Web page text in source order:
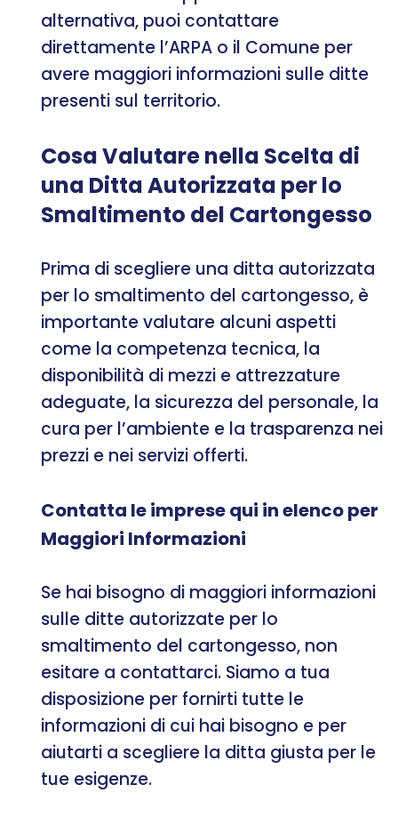
alternativa, puoi contattare
direttamente l’ARPA o il Comune per
avere maggiori informazioni sulle ditte
presenti sul territorio.
Cosa Valutare nella Scelta di
una Ditta Autorizzata per lo
Smaltimento del Cartongesso
Prima di scegliere una ditta autorizzata
per lo smaltimento del cartongesso, è
importante valutare alcuni aspetti
come la competenza tecnica, la
disponibilità di mezzi e attrezzature
adeguate, la sicurezza del personale, la
cura per l’ambiente e la trasparenza nei
prezzi e nei servizi offerti.
Contatta le imprese qui in elenco per
Maggiori Informazioni
Se hai bisogno di maggiori informazioni
sulle ditte autorizzate per lo
smaltimento del cartongesso, non
esitare a contattarci. Siamo a tua
disposizione per fornirti tutte le
informazioni di cui hai bisogno e per
aiutarti a scegliere la ditta giusta per le
tue esigenze.